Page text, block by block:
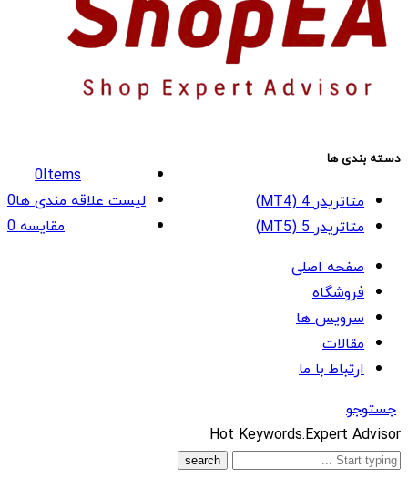
0Items
لیست علاقه مندی ها0
مقایسه0
دسته بندی ها
متاتریدر 4 (MT4)
متاتریدر 5 (MT5)
صفحه اصلی
فروشگاه
سرویس ها
مقالات
ارتباط با ما
جستوجو
What
are
Hot Keywords:Expert Advisor